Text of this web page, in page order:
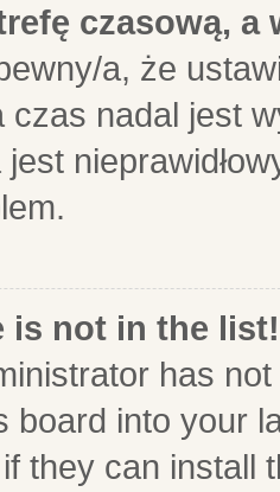
czasową,
a, że
czas nadal jest
is not in the list!
has
board into your
they can install